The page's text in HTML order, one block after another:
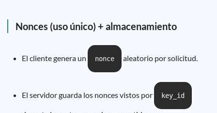
Nonces (uso único) + almacenamiento
El cliente genera un nonce aleatorio por solicitud.
El servidor guarda los nonces vistos por key_id